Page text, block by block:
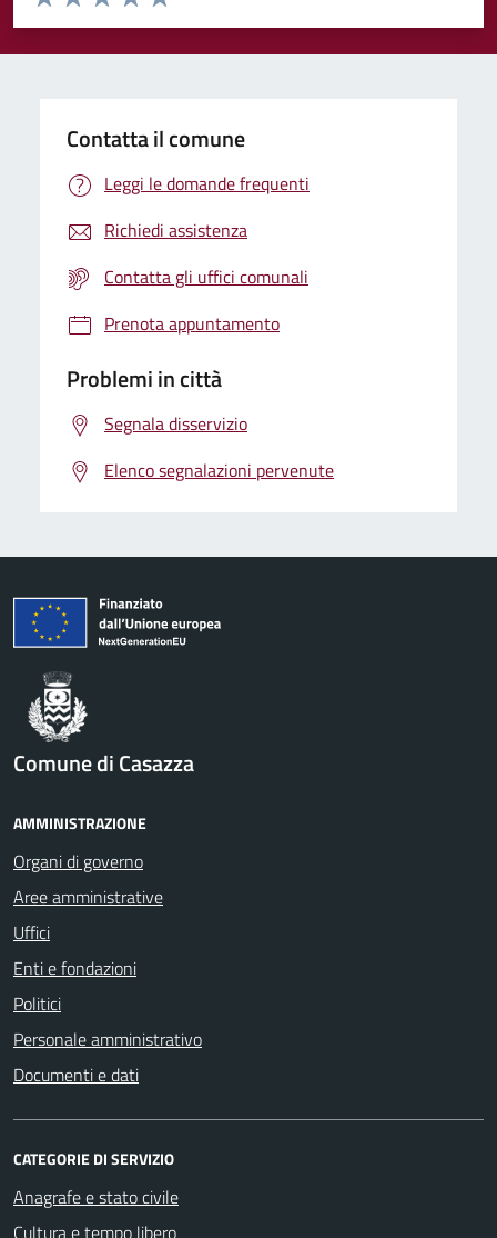
Valuta 5 stelle su 5
Valuta 4 stelle su 5
Valuta 3 stelle su 5
Valuta 2 stelle su 5
Valuta 1 stelle su 5
Contatta il comune
Leggi le domande frequenti
Richiedi assistenza
Contatta gli uffici comunali
Prenota appuntamento
Problemi in città
Segnala disservizio
Elenco segnalazioni pervenute
Comune di Casazza
AMMINISTRAZIONE
Organi di governo
Aree amministrative
Uffici
Enti e fondazioni
Politici
Personale amministrativo
Documenti e dati
CATEGORIE DI SERVIZIO
Anagrafe e stato civile